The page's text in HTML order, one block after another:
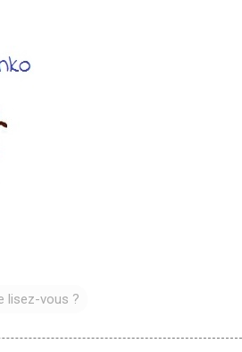
lisez-vous ?